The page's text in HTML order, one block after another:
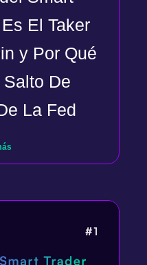
El Taker
y Por Qué
De
La Fed